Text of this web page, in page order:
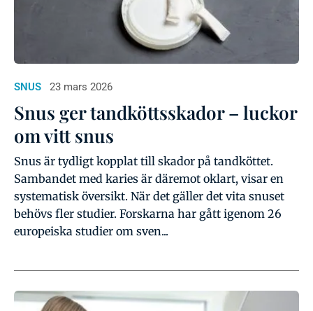
SNUS 23 mars 2026
Snus ger tandköttsskador – luckor
om vitt snus
Snus är tydligt kopplat till skador på tandköttet.
Sambandet med karies är däremot oklart, visar en
systematisk översikt. När det gäller det vita snuset
behövs fler studier. Forskarna har gått igenom 26
europeiska studier om sven...